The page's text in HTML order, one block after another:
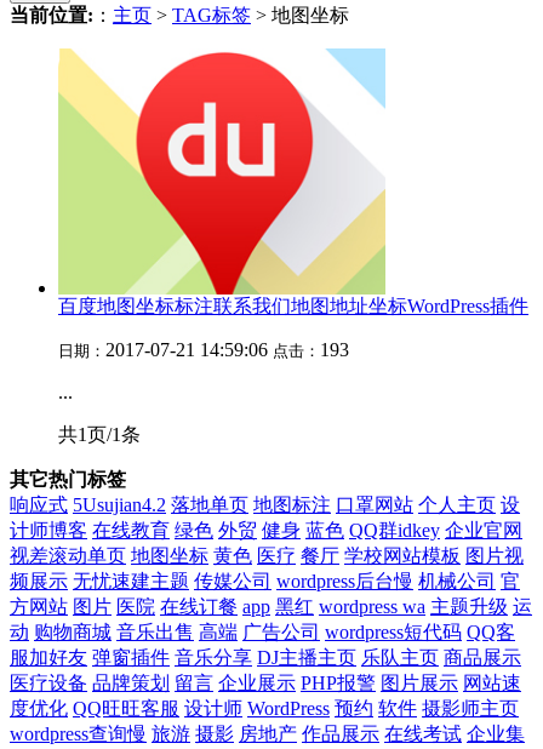
当前位置: ： 主页 > TAG标签 > 地图坐标
百度地图坐标标注联系我们地图地址坐标WordPress插件
日期： 2017-07-21 14:59:06 点击： 193
...
共1页/1条
其它热门标签
响应式 5Usujian4.2 落地单页 地图标注 口罩网站 个人主页 设
计师博客 在线教育 绿色 外贸 健身 蓝色 QQ群idkey 企业官网
视差滚动单页 地图坐标 黄色 医疗 餐厅 学校网站模板 图片视
频展示 无忧速建主题 传媒公司 wordpress后台慢 机械公司 官
方网站 图片 医院 在线订餐 app 黑红 wordpress wa 主题升级 运
动 购物商城 音乐出售 高端 广告公司 wordpress短代码 QQ客
服加好友 弹窗插件 音乐分享 DJ主播主页 乐队主页 商品展示
医疗设备 品牌策划 留言 企业展示 PHP报警 图片展示 网站速
度优化 QQ旺旺客服 设计师 WordPress 预约 软件 摄影师主页
wordpress查询慢 旅游 摄影 房地产 作品展示 在线考试 企业集